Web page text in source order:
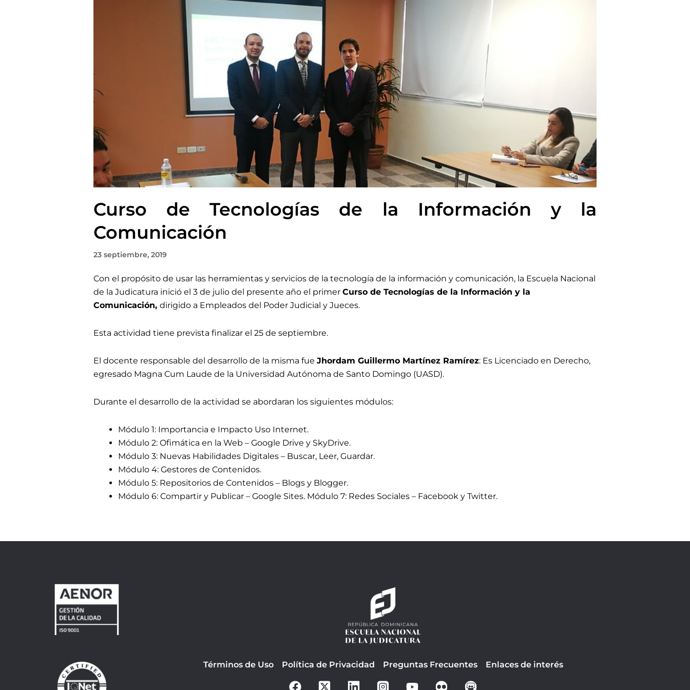
Curso de Tecnologías de la Información y la
Comunicación
23 septiembre, 2019
Con el propósito de usar las herramientas y servicios de la tecnología de la información y comunicación, la Escuela Nacional
de la Judicatura inició el 3 de julio del presente año el primer Curso de Tecnologías de la Información y la
Comunicación, dirigido a Empleados del Poder Judicial y Jueces.
Esta actividad tiene prevista finalizar el 25 de septiembre.
El docente responsable del desarrollo de la misma fue Jhordam Guillermo Martínez Ramírez: Es Licenciado en Derecho,
egresado Magna Cum Laude de la Universidad Autónoma de Santo Domingo (UASD).
Durante el desarrollo de la actividad se abordaran los siguientes módulos:
Módulo 1: Importancia e Impacto Uso Internet.
Módulo 2: Ofimática en la Web – Google Drive y SkyDrive.
Módulo 3: Nuevas Habilidades Digitales – Buscar, Leer, Guardar.
Módulo 4: Gestores de Contenidos.
Módulo 5: Repositorios de Contenidos – Blogs y Blogger.
Módulo 6: Compartir y Publicar – Google Sites. Módulo 7: Redes Sociales – Facebook y Twitter.
Términos de Uso Política de Privacidad Preguntas Frecuentes Enlaces de interés
F